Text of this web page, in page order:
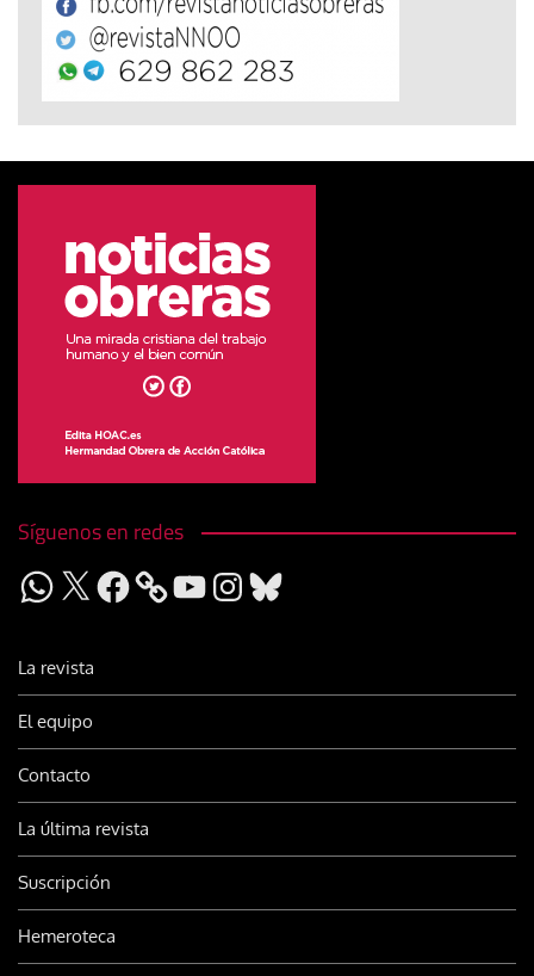
Síguenos en redes
WhatsApp
X Facebook YouTubeInstagram
Bluesky
La revista
El equipo
Contacto
La última revista
Suscripción
Hemeroteca